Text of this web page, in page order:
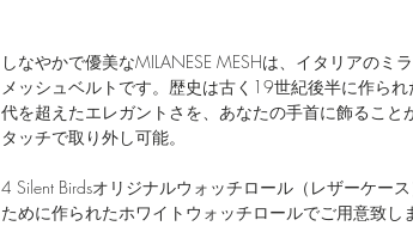
しなやかで優美なMILANESE MESHは、イタリアのミ
メッシュベルトです。歴史は古く19世紀後半に作ら
代を超えたエレガントさを、あなたの手首に飾ること
タッチで取り外し可能。
4 Silent Birdsオリジナルウォッチロール（レザーケー
ために作られたホワイトウォッチロールでご用意致し